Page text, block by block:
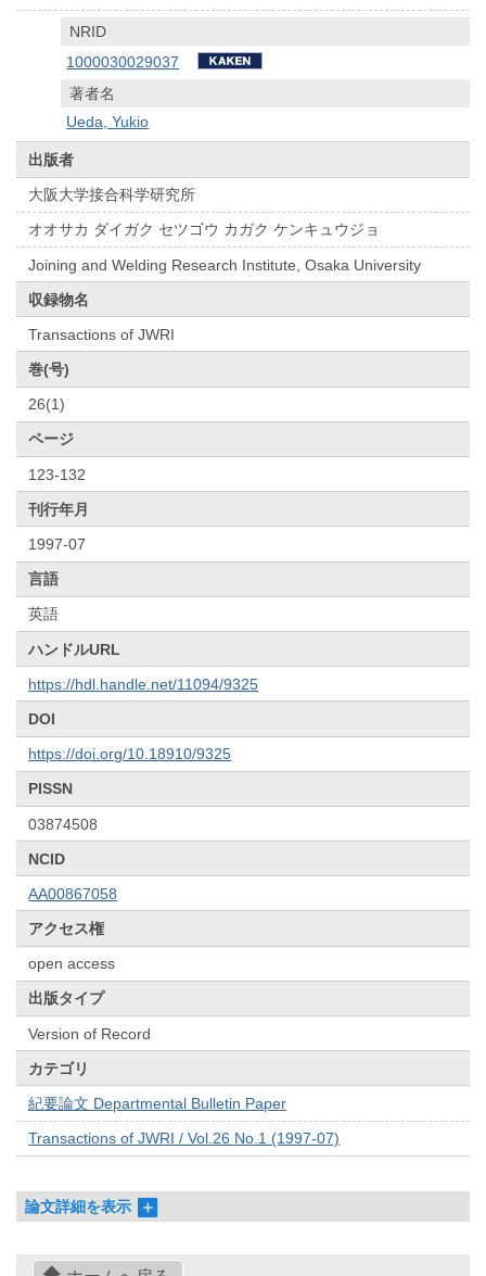
NRID
1000030029037
著者名
Ueda, Yukio
出版者
大阪大学接合科学研究所
オオサカ ダイガク セツゴウ カガク ケンキュウジョ
Joining and Welding Research Institute, Osaka University
収録物名
Transactions of JWRI
巻(号)
26(1)
ページ
123-132
刊行年月
1997-07
言語
英語
ハンドルURL
https://hdl.handle.net/11094/9325
DOI
https://doi.org/10.18910/9325
PISSN
03874508
NCID
AA00867058
アクセス権
open access
出版タイプ
Version of Record
カテゴリ
紀要論文 Departmental Bulletin Paper
Transactions of JWRI / Vol.26 No.1 (1997-07)
論文詳細を表示